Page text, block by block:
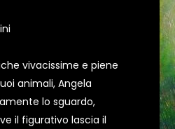
vivacissime e piene
animali, Angela
lo sguardo,
il figurativo lascia il